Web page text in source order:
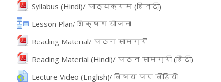
Syllabus (Hindi)/ पाठ्यक्रम (हिन्दी)
File
Lesson Plan/ शिक्षण योजना
Reading Material/ पठन सामग्री
File
Reading Material (Hindi)/ पठन सामग्री (हिंदी)
File
Lecture Video (English)/ विषय पर वीडियो